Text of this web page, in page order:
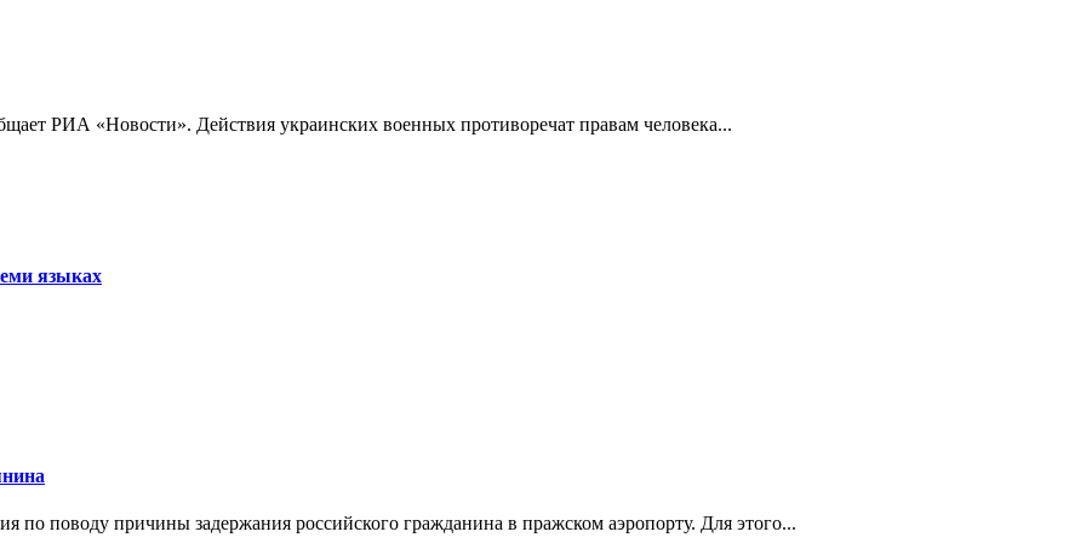
РИА «Новости». Действия украинских военных противоречат правам человека...
языках
поводу причины задержания российского гражданина в пражском аэропорту. Для этого...